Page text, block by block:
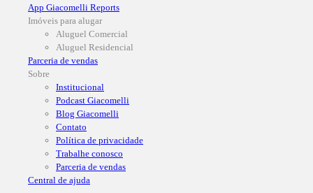
App Giacomelli Reports
Imóveis para alugar
Aluguel Comercial
Aluguel Residencial
Parceria de vendas
Sobre
Institucional
Podcast Giacomelli
Blog Giacomelli
Contato
Política de privacidade
Trabalhe conosco
Parceria de vendas
Central de ajuda